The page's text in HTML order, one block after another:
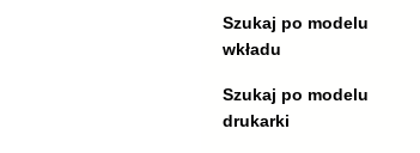
Szukaj po modelu
wkładu
Szukaj po modelu
drukarki